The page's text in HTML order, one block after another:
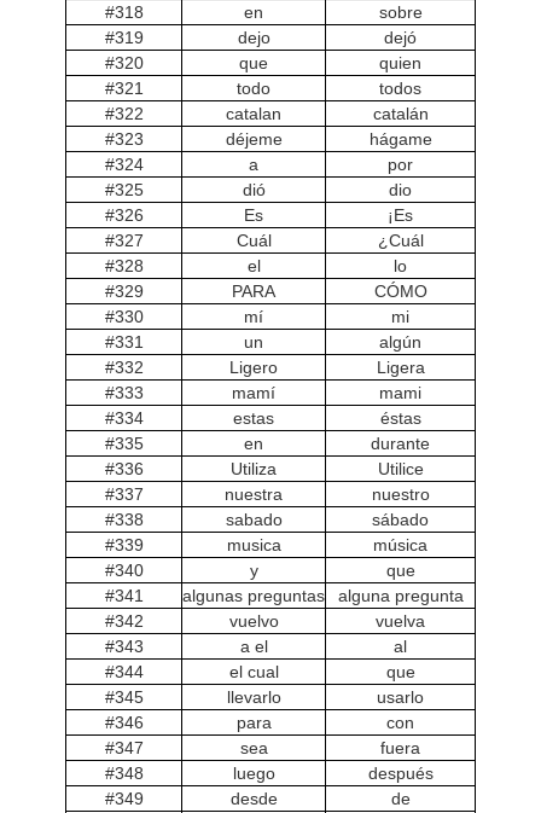
#318
en
sobre
#319
dejo
dejó
#320
que
quien
#321
todo
todos
#322
catalan
catalán
#323
déjeme
hágame
#324
a
por
#325
dió
dio
#326
Es
¡Es
#327
Cuál
¿Cuál
#328
el
lo
#329
PARA
CÓMO
#330
mí
mi
#331
un
algún
#332
Ligero
Ligera
#333
mamí
mami
#334
estas
éstas
#335
en
durante
#336
Utiliza
Utilice
#337
nuestra
nuestro
#338
sabado
sábado
#339
musica
música
#340
y
que
#341
algunas preguntas
alguna pregunta
#342
vuelvo
vuelva
#343
a el
al
#344
el cual
que
#345
llevarlo
usarlo
#346
para
con
#347
sea
fuera
#348
luego
después
#349
desde
de